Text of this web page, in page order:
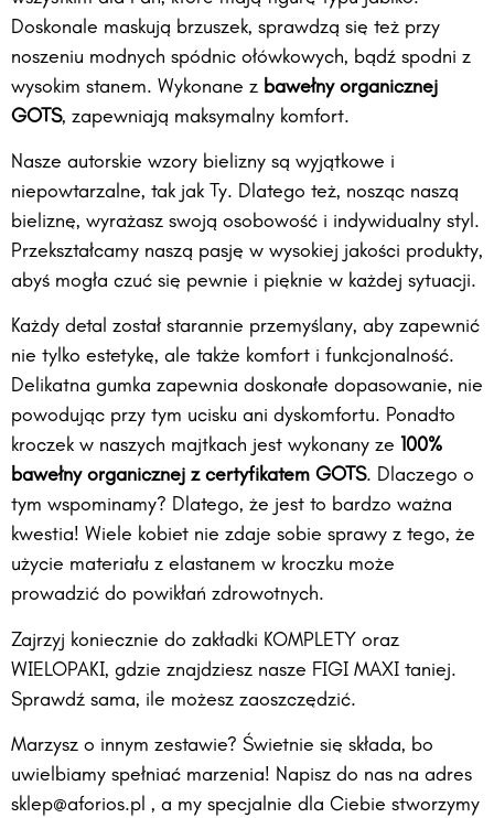
Doskonale maskują brzuszek, sprawdzą się też przy
noszeniu modnych spódnic ołówkowych, bądź spodni z
wysokim stanem. Wykonane z bawełny organicznej
GOTS, zapewniają maksymalny komfort.
Nasze autorskie wzory bielizny są wyjątkowe i
niepowtarzalne, tak jak Ty. Dlatego też, nosząc naszą
bieliznę, wyrażasz swoją osobowość i indywidualny styl.
Przekształcamy naszą pasję w wysokiej jakości produkty,
abyś mogła czuć się pewnie i pięknie w każdej sytuacji.
Każdy detal został starannie przemyślany, aby zapewnić
nie tylko estetykę, ale także komfort i funkcjonalność.
Delikatna gumka zapewnia doskonałe dopasowanie, nie
powodując przy tym ucisku ani dyskomfortu. Ponadto
kroczek w naszych majtkach jest wykonany ze 100%
bawełny organicznej z certyfikatem GOTS. Dlaczego o
tym wspominamy? Dlatego, że jest to bardzo ważna
kwestia! Wiele kobiet nie zdaje sobie sprawy z tego, że
użycie materiału z elastanem w kroczku może
prowadzić do powikłań zdrowotnych.
Zajrzyj koniecznie do zakładki KOMPLETY oraz
WIELOPAKI, gdzie znajdziesz nasze FIGI MAXI taniej.
Sprawdź sama, ile możesz zaoszczędzić.
Marzysz o innym zestawie? Świetnie się składa, bo
uwielbiamy spełniać marzenia! Napisz do nas na adres
sklep@aforios.pl , a my specjalnie dla Ciebie stworzymy